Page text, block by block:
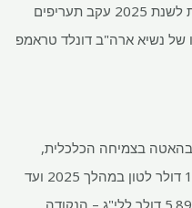
אז הוריד את הערכות הביקוש למתכות לשנת 2025 עקב תעריפים
של נשיא ארה"ב דונלד טראמפ
בצמיחה הכלכלית,
מחירי עפרות הברזל עלו ב-4% ל-106 דולר לטון במהלך 2025 ועד
יום חמישי, נחושת עלתה בכ-50% ל-5.89 דולר ללי"ג – הנקודה